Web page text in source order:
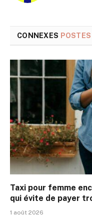
CONNEXES POSTES
Taxi pour femme
qui évite de payer
1 août 2026